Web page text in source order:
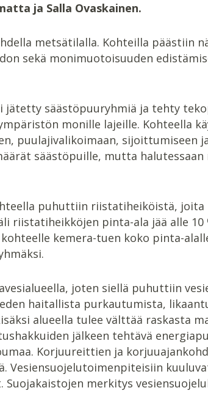
ja Salla Ovaskainen.
metsätilalla. Kohteilla päästiin
sekä monimuotoisuuden
jätetty säästöpuuryhmiä ja tehty
monille lajeille. Kohteella
puulajivalikoimaan, sijoittumiseen
säästöpuille, mutta
puhuttiin riistatiheiköistä,
riistatiheikköjen pinta-ala jää alle
kemera-tuen koko pinta-
joten siellä puhuttiin
haitallista purkautumista,
alueella tulee välttää raskasta
jälkeen tehtävä
Korjuureittien ja
Vesiensuojelutoimenpiteisiin
Suojakaistojen merkitys